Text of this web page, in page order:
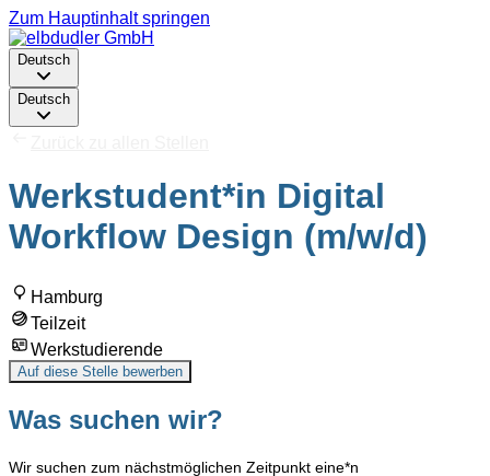
Zum Hauptinhalt springen
Deutsch
Deutsch
Werkstudent*in Digital
Workflow Design (m/w/d)
Hamburg
Teilzeit
Werkstudierende
Auf diese Stelle bewerben
Was suchen wir?
Wir suchen zum nächstmöglichen Zeitpunkt eine*n